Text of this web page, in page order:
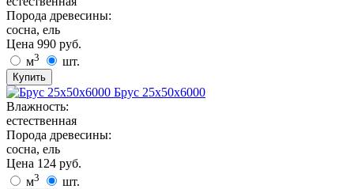
Порода древесины:
сосна, ель
Цена 990 руб.
м3 шт.
Купить
Брус 25х50х6000
Влажность:
естественная
Порода древесины:
сосна, ель
Цена 124 руб.
м3 шт.